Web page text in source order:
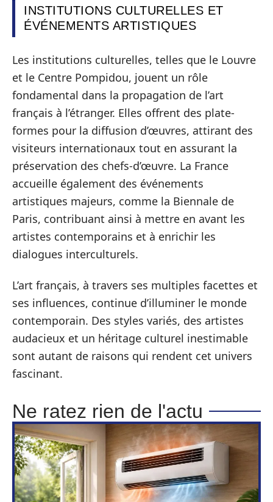
INSTITUTIONS CULTURELLES ET
ÉVÉNEMENTS ARTISTIQUES
Les institutions culturelles, telles que le Louvre
et le Centre Pompidou, jouent un rôle
fondamental dans la propagation de l’art
français à l’étranger. Elles offrent des plate-
formes pour la diffusion d’œuvres, attirant des
visiteurs internationaux tout en assurant la
préservation des chefs-d’œuvre. La France
accueille également des événements
artistiques majeurs, comme la Biennale de
Paris, contribuant ainsi à mettre en avant les
artistes contemporains et à enrichir les
dialogues interculturels.
L’art français, à travers ses multiples facettes et
ses influences, continue d’illuminer le monde
contemporain. Des styles variés, des artistes
audacieux et un héritage culturel inestimable
sont autant de raisons qui rendent cet univers
fascinant.
Ne ratez rien de l'actu